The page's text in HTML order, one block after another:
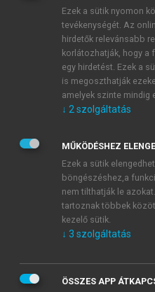
JELSZÓ ÚJRA
Kérek értesítést a MeRSZ
Kérek értesítést az
Adatkezelési
veszem és elfogadom.
Általános vásárlási
mersz.huoldalak
tudomásul veszem és
Ezek a sütik nyomon
tevékenységét. Az
hirdetők relevánsabb
korlátozhatják, hogy a
egy hirdetést. Ezek a
is megoszthatják
amelyek szinte mindig
↓ 2 szolgáltatás
MŰKÖDÉSHEZ
Ezek a sütik
böngészéshez,a
nem tilthatják le
tartoznak többek
kezelő sütik.
↓ 3 szolgáltatás
ÖSSZES APP